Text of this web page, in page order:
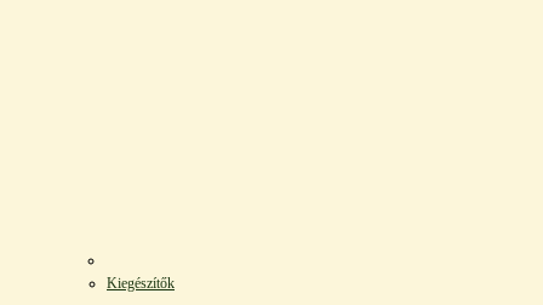
Kiegészítők